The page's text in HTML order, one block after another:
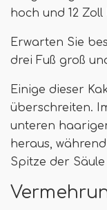
hoch und 12 Zoll
Erwarten Sie
drei Fuß groß
Einige dieser
überschreiten.
unteren
heraus,
Spitze der